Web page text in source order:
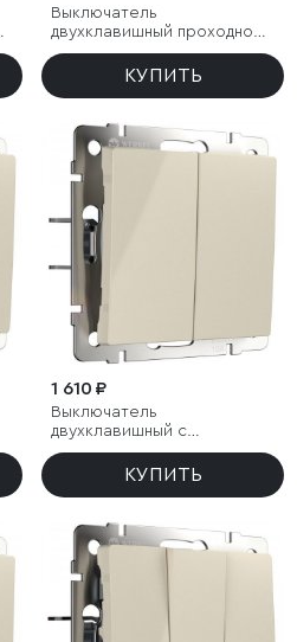
Выключатель
двухклавишный проходной
c подсветкой (слоновая
КУПИТЬ
1 610 ₽
Выключатель
двухклавишный с
самовозвратом (слоновая
КУПИТЬ